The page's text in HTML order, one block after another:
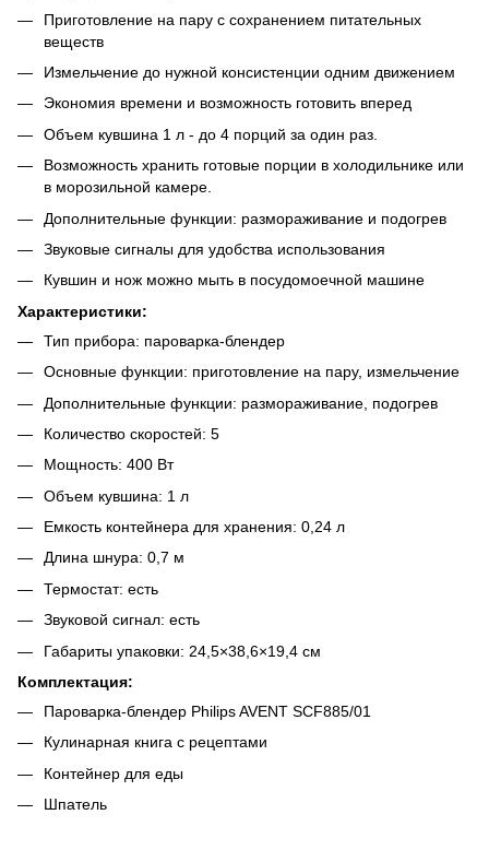
Приготовление на пару с сохранением питательных
веществ
Измельчение до нужной консистенции одним движением
Экономия времени и возможность готовить вперед
Объем кувшина 1 л - до 4 порций за один раз.
Возможность хранить готовые порции в холодильнике или
в морозильной камере.
Дополнительные функции: размораживание и подогрев
Звуковые сигналы для удобства использования
Кувшин и нож можно мыть в посудомоечной машине
Характеристики:
Тип прибора: пароварка-блендер
Основные функции: приготовление на пару, измельчение
Дополнительные функции: размораживание, подогрев
Количество скоростей: 5
Мощность: 400 Вт
Объем кувшина: 1 л
Емкость контейнера для хранения: 0,24 л
Длина шнура: 0,7 м
Термостат: есть
Звуковой сигнал: есть
Габариты упаковки: 24,5×38,6×19,4 см
Комплектация:
Пароварка-блендер Philips AVENT SCF885/01
Кулинарная книга с рецептами
Контейнер для еды
Шпатель